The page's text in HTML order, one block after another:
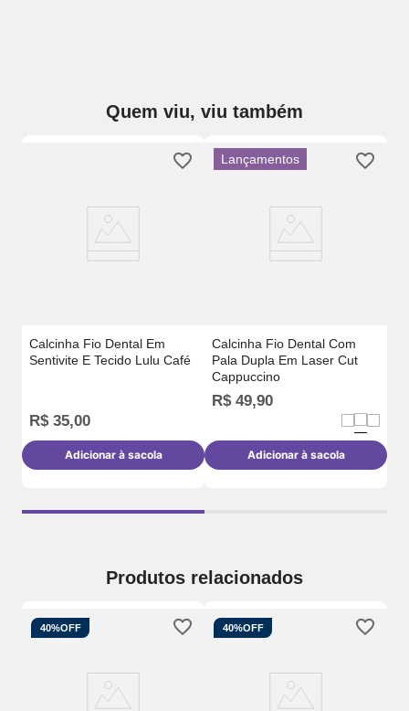
Quem viu, viu também
Calcinha Fio Dental Em
Sentivite E Tecido Lulu Café
R$ 35,00
Adicionar à sacola
Lançamentos
Calcinha Fio Dental Com
Pala Dupla Em Laser Cut
Cappuccino
R$ 49,90
Adicionar à sacola
Produtos relacionados
40%OFF 40%OFF